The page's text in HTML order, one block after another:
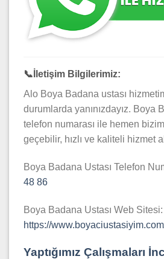
📞 İletişim Bilgilerimiz:
Alo Boya Badana ustası
durumlarda yanınızdayız. Boya
telefon numarası ile hemen
geçebilir, hızlı ve kaliteli hizmet
Boya Badana Ustası Telefon
48 86
Boya Badana Ustası Web Sitesi:
https://
Yaptığımız Çalışmaları